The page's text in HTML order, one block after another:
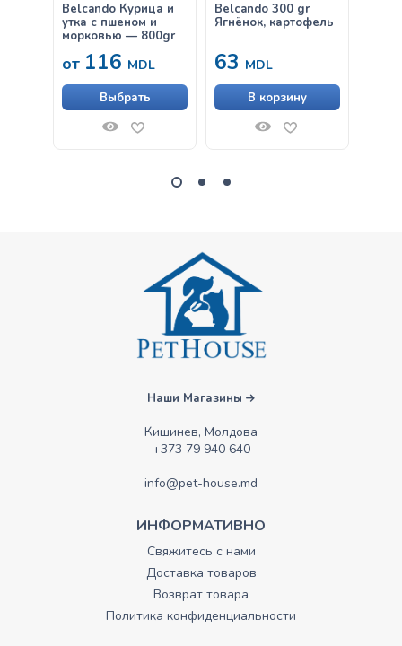
Belcando Курица и
утка с пшеном и
морковью — 800gr
от 116 MDL
Выбрать
Belcando 300 gr
Ягнёнок, картофель
63 MDL
В корзину
Наши Магазины
Кишинев, Молдова
+373 79 940 640
info@pet-house.md
ИНФОРМАТИВНО
Свяжитесь с нами
Доставка товаров
Возврат товара
Политика конфиденциальности